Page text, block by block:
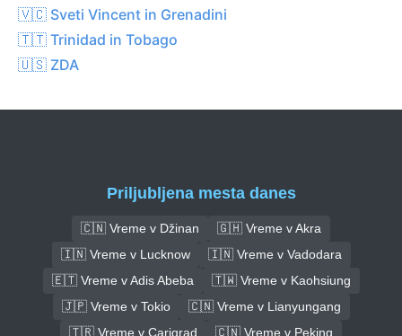
🇻🇨 Sveti Vincent in Grenadini
🇹🇹 Trinidad in Tobago
🇺🇸 ZDA
Priljubljena mesta danes
🇨🇳 Vreme v Džinan
🇬🇭 Vreme v Akra
🇮🇳 Vreme v Lucknow
🇮🇳 Vreme v Vadodara
🇪🇹 Vreme v Adis Abeba
🇹🇼 Vreme v Kaohsiung
🇯🇵 Vreme v Tokio
🇨🇳 Vreme v Lianyungang
🇹🇷 Vreme v Carigrad
🇨🇳 Vreme v Peking